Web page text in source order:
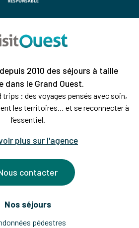
2010 des séjours à taille
dans le Grand Ouest.
trips : des voyages pensés avec soin,
les territoires… et se reconnecter à
l’essentiel.
plus sur l'agence
contacter
Nos séjours
pédestres